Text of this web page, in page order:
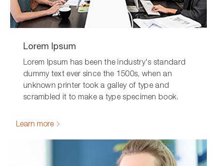
Lorem Ipsum
Lorem Ipsum has been the industry's standard
dummy text ever since the 1500s, when an
unknown printer took a galley of type and
scrambled it to make a type specimen book.
Learn more